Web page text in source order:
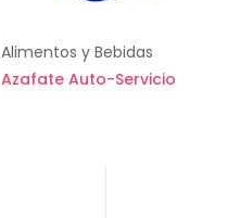
Alimentos y Bebidas
Azafate Auto-Servicio